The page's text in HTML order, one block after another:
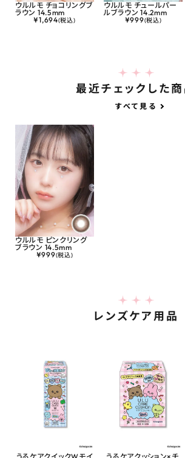
ウルルモ チョコリングブ
ラウン 14.5mm
¥1,694(税込)
ウルルモ チュールパー
ルブラウン 14.2mm
¥999(税込)
最近チェックした商
すべて見る
ウルルモ ピンクリング
ブラウン 14.5mm
¥999(税込)
レンズケア用品